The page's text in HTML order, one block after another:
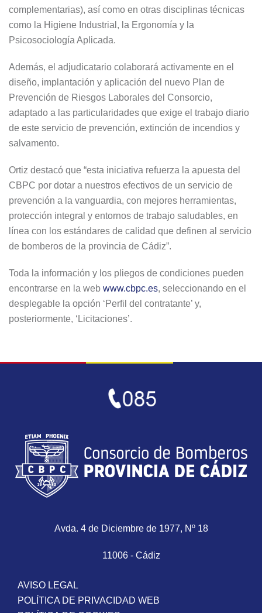
complementarias), así como en otras disciplinas técnicas
como la Higiene Industrial, la Ergonomía y la
Psicosociología Aplicada.
Además, el adjudicatario colaborará activamente en el
diseño, implantación y aplicación del nuevo Plan de
Prevención de Riesgos Laborales del Consorcio,
adaptado a las particularidades que exige el trabajo diario
de este servicio de prevención, extinción de incendios y
salvamento.
Ortiz destacó que “esta iniciativa refuerza la apuesta del
CBPC por dotar a nuestros efectivos de un servicio de
prevención a la vanguardia, con mejores herramientas,
protección integral y entornos de trabajo saludables, en
línea con los estándares de calidad que definen al servicio
de bomberos de la provincia de Cádiz”.
Toda la información y los pliegos de condiciones pueden
encontrarse en la web www.cbpc.es, seleccionando en el
desplegable la opción ‘Perfil del contratante’ y,
posteriormente, ‘Licitaciones’.
Avda. 4 de Diciembre de 1977, Nº 18
11006 - Cádiz
AVISO LEGAL
POLÍTICA DE PRIVACIDAD WEB